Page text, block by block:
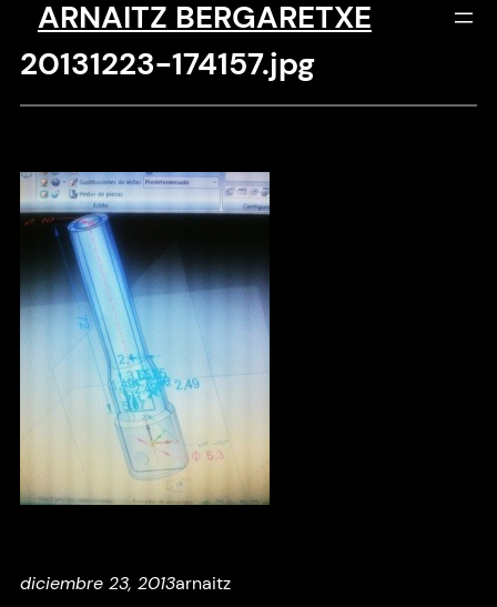
Saltar
contenido
ARNAITZ BERGARETXE
20131223-174157.jpg
diciembre 23, 2013arnaitz